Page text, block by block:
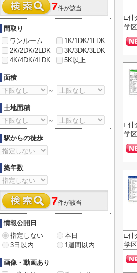
□仲
学
□仲
学
□仲
学
7件が該当
間取り
ワンルーム
1K/1DK/1LDK
2K/2DK/2LDK
3K/3DK/3LDK
4K/4DK/4LDK
5K以上
面積
～
土地面積
～
駅からの徒歩
築年数
7件が該当
情報公開日
指定しない
本日
3日以内
1週間以内
画像・動画あり